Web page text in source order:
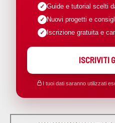
Guide e tutorial scelti
Nuovi progetti e
Iscrizione gratuita e
ISCRIVITI
I tuoi dati saranno utilizzati